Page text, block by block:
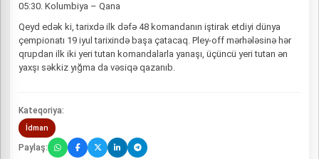
05:30. Kolumbiya – Qana
Qeyd edək ki, tarixdə ilk dəfə 48 komandanın iştirak etdiyi dünya
çempionatı 19 iyul tarixində başa çatacaq. Pley-off mərhələsinə hər
qrupdan ilk iki yeri tutan komandalarla yanaşı, üçüncü yeri tutan ən
yaxşı səkkiz yığma da vəsiqə qazanıb.
Kateqoriya:
İdman
Paylaş: